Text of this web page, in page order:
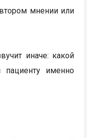
мнении или
иначе: какой
именно